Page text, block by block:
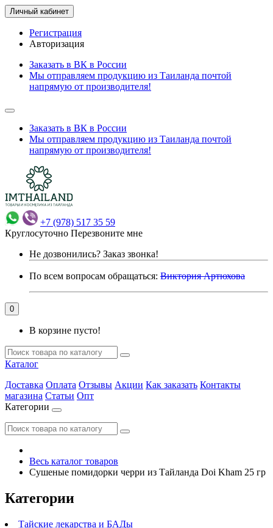
Личный кабинет
Регистрация
Авторизация
Заказать в ВК в России
Мы отправляем продукцию из Таиланда почтой
напрямую от производителя!
Заказать в ВК в России
Мы отправляем продукцию из Таиланда почтой
напрямую от производителя!
+7 (978) 517 35 59
Круглосуточно Перезвоните мне
Не дозвонились? Заказ звонка!
По всем вопросам обращаться: Виктория Артюхова
0
В корзине пусто!
Каталог
Доставка Оплата Отзывы Акции Как заказать Контакты
магазина Статьи Опт
Категории
Весь каталог товаров
Сушеные помидорки черри из Тайланда Doi Kham 25 гр
Категории
Тайские лекарства и БАДы